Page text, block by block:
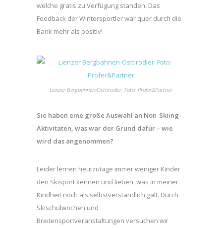
welche gratis zu Verfügung standen. Das
Feedback der Wintersportler war quer durch die
Bank mehr als positiv!
Lienzer Bergbahnen-Osttirodler. Foto: Profer&Partner
Sie haben eine große Auswahl an Non-Skiing-
Aktivitäten, was war der Grund dafür – wie
wird das angenommen?
Leider lernen heutzutage immer weniger Kinder
den Skisport kennen und lieben, was in meiner
Kindheit noch als selbstverständlich galt. Durch
Skischulwochen und
Breitensportveranstaltungen versuchen wir